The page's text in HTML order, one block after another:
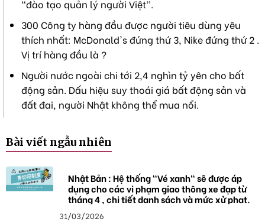
“đào tạo quản lý người Việt”.
300 Công ty hàng đầu được người tiêu dùng yêu
thích nhất: McDonald's đứng thứ 3, Nike đứng thứ 2 .
Vị trí hàng đầu là ?
Người nước ngoài chi tới 2,4 nghìn tỷ yên cho bất
động sản. Dấu hiệu suy thoái giá bất động sản và
đất đai, người Nhật không thể mua nổi.
Bài viết ngẫu nhiên
Nhật Bản : Hệ thống "Vé xanh" sẽ được áp
dụng cho các vi phạm giao thông xe đạp từ
tháng 4 , chi tiết danh sách và mức xử phạt.
31/03/2026